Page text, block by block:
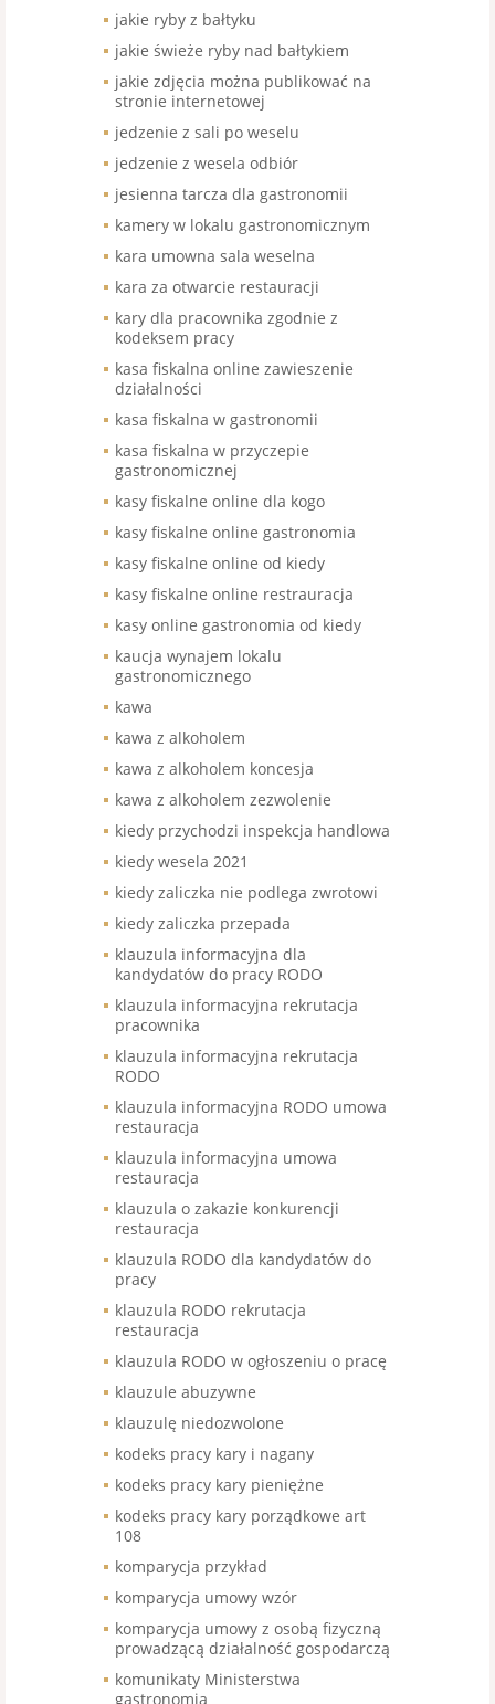
jakie ryby z bałtyku
jakie świeże ryby nad bałtykiem
jakie zdjęcia można publikować na
stronie internetowej
jedzenie z sali po weselu
jedzenie z wesela odbiór
jesienna tarcza dla gastronomii
kamery w lokalu gastronomicznym
kara umowna sala weselna
kara za otwarcie restauracji
kary dla pracownika zgodnie z
kodeksem pracy
kasa fiskalna online zawieszenie
działalności
kasa fiskalna w gastronomii
kasa fiskalna w przyczepie
gastronomicznej
kasy fiskalne online dla kogo
kasy fiskalne online gastronomia
kasy fiskalne online od kiedy
kasy fiskalne online restrauracja
kasy online gastronomia od kiedy
kaucja wynajem lokalu
gastronomicznego
kawa
kawa z alkoholem
kawa z alkoholem koncesja
kawa z alkoholem zezwolenie
kiedy przychodzi inspekcja handlowa
kiedy wesela 2021
kiedy zaliczka nie podlega zwrotowi
kiedy zaliczka przepada
klauzula informacyjna dla
kandydatów do pracy RODO
klauzula informacyjna rekrutacja
pracownika
klauzula informacyjna rekrutacja
RODO
klauzula informacyjna RODO umowa
restauracja
klauzula informacyjna umowa
restauracja
klauzula o zakazie konkurencji
restauracja
klauzula RODO dla kandydatów do
pracy
klauzula RODO rekrutacja
restauracja
klauzula RODO w ogłoszeniu o pracę
klauzule abuzywne
klauzulę niedozwolone
kodeks pracy kary i nagany
kodeks pracy kary pieniężne
kodeks pracy kary porządkowe art
108
komparycja przykład
komparycja umowy wzór
komparycja umowy z osobą fizyczną
prowadzącą działalność gospodarczą
komunikaty Ministerstwa
gastronomia